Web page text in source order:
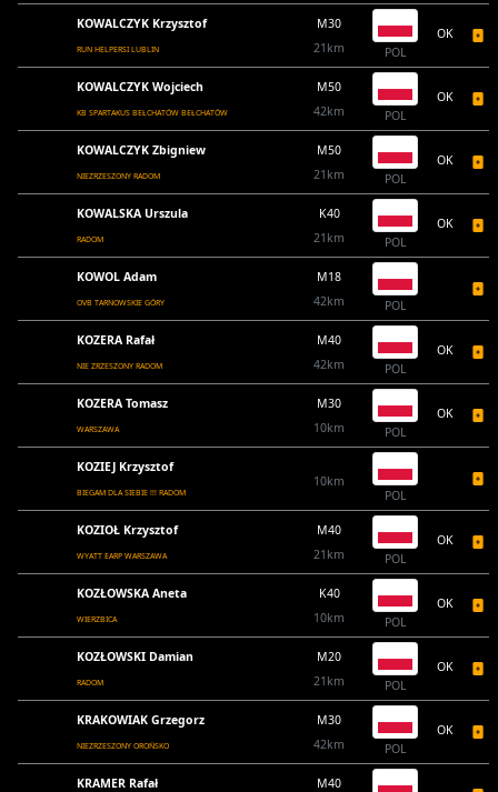
KOWALCZYK Krzysztof
RUN HELPERSI LUBLIN
M30
21km
POL
OK
KOWALCZYK Wojciech
KB SPARTAKUS BEŁCHATÓW BEŁCHATÓW
M50
42km
POL
OK
KOWALCZYK Zbigniew
NIEZRZESZONY RADOM
M50
21km
POL
OK
KOWALSKA Urszula
RADOM
K40
21km
POL
OK
KOWOL Adam
OVB TARNOWSKIE GÓRY
M18
42km
POL
KOZERA Rafał
NIE ZRZESZONY RADOM
M40
42km
POL
OK
KOZERA Tomasz
WARSZAWA
M30
10km
POL
OK
KOZIEJ Krzysztof
BIEGAM DLA SIEBIE !!! RADOM
10km
POL
KOZIOŁ Krzysztof
WYATT EARP WARSZAWA
M40
21km
POL
OK
KOZŁOWSKA Aneta
WIERZBICA
K40
10km
POL
OK
KOZŁOWSKI Damian
RADOM
M20
21km
POL
OK
KRAKOWIAK Grzegorz
NIEZRZESZONY OROŃSKO
M30
42km
POL
OK
KRAMER Rafał
M40